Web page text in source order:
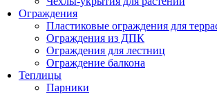
Ограждения
Пластиковые ограждения для
Ограждения из ДПК
Ограждения для лестниц
Ограждение балкона
Теплицы
Парники